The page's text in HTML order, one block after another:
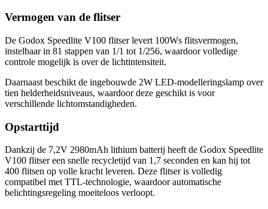
Vermogen van de flitser
De Godox Speedlite V100 flitser levert 100Ws flitsvermogen,
instelbaar in 81 stappen van 1/1 tot 1/256, waardoor volledige
controle mogelijk is over de lichtintensiteit.
Daarnaast beschikt de ingebouwde 2W LED-modelleringslamp over
tien helderheidsniveaus, waardoor deze geschikt is voor
verschillende lichtomstandigheden.
Opstarttijd
Dankzij de 7,2V 2980mAh lithium batterij heeft de Godox Speedlite
V100 flitser een snelle recycletijd van 1,7 seconden en kan hij tot
400 flitsen op volle kracht leveren. Deze flitser is volledig
compatibel met TTL-technologie, waardoor automatische
belichtingsregeling moeiteloos verloopt.